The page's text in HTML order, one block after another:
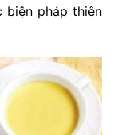
biện pháp thiên